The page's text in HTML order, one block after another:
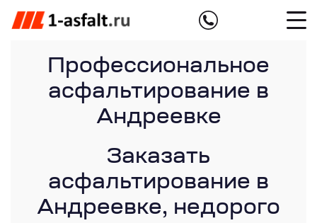
Профессиональное
асфальтирование в
Андреевке
Заказать
асфальтирование в
Андреевке, недорого